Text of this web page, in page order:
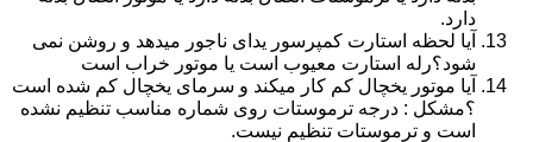
دارد.
آیا لحظه استارت کمپرسور یدای ناجور میدهد و روشن نمی
شود؟رله استارت معیوب است یا موتور خراب است
آیا موتور یخچال کم کار میکند و سرمای یخچال کم شده است
؟مشکل : درجه ترموستات روی شماره مناسب تنظیم نشده
است و ترموستات تنظیم نیست.